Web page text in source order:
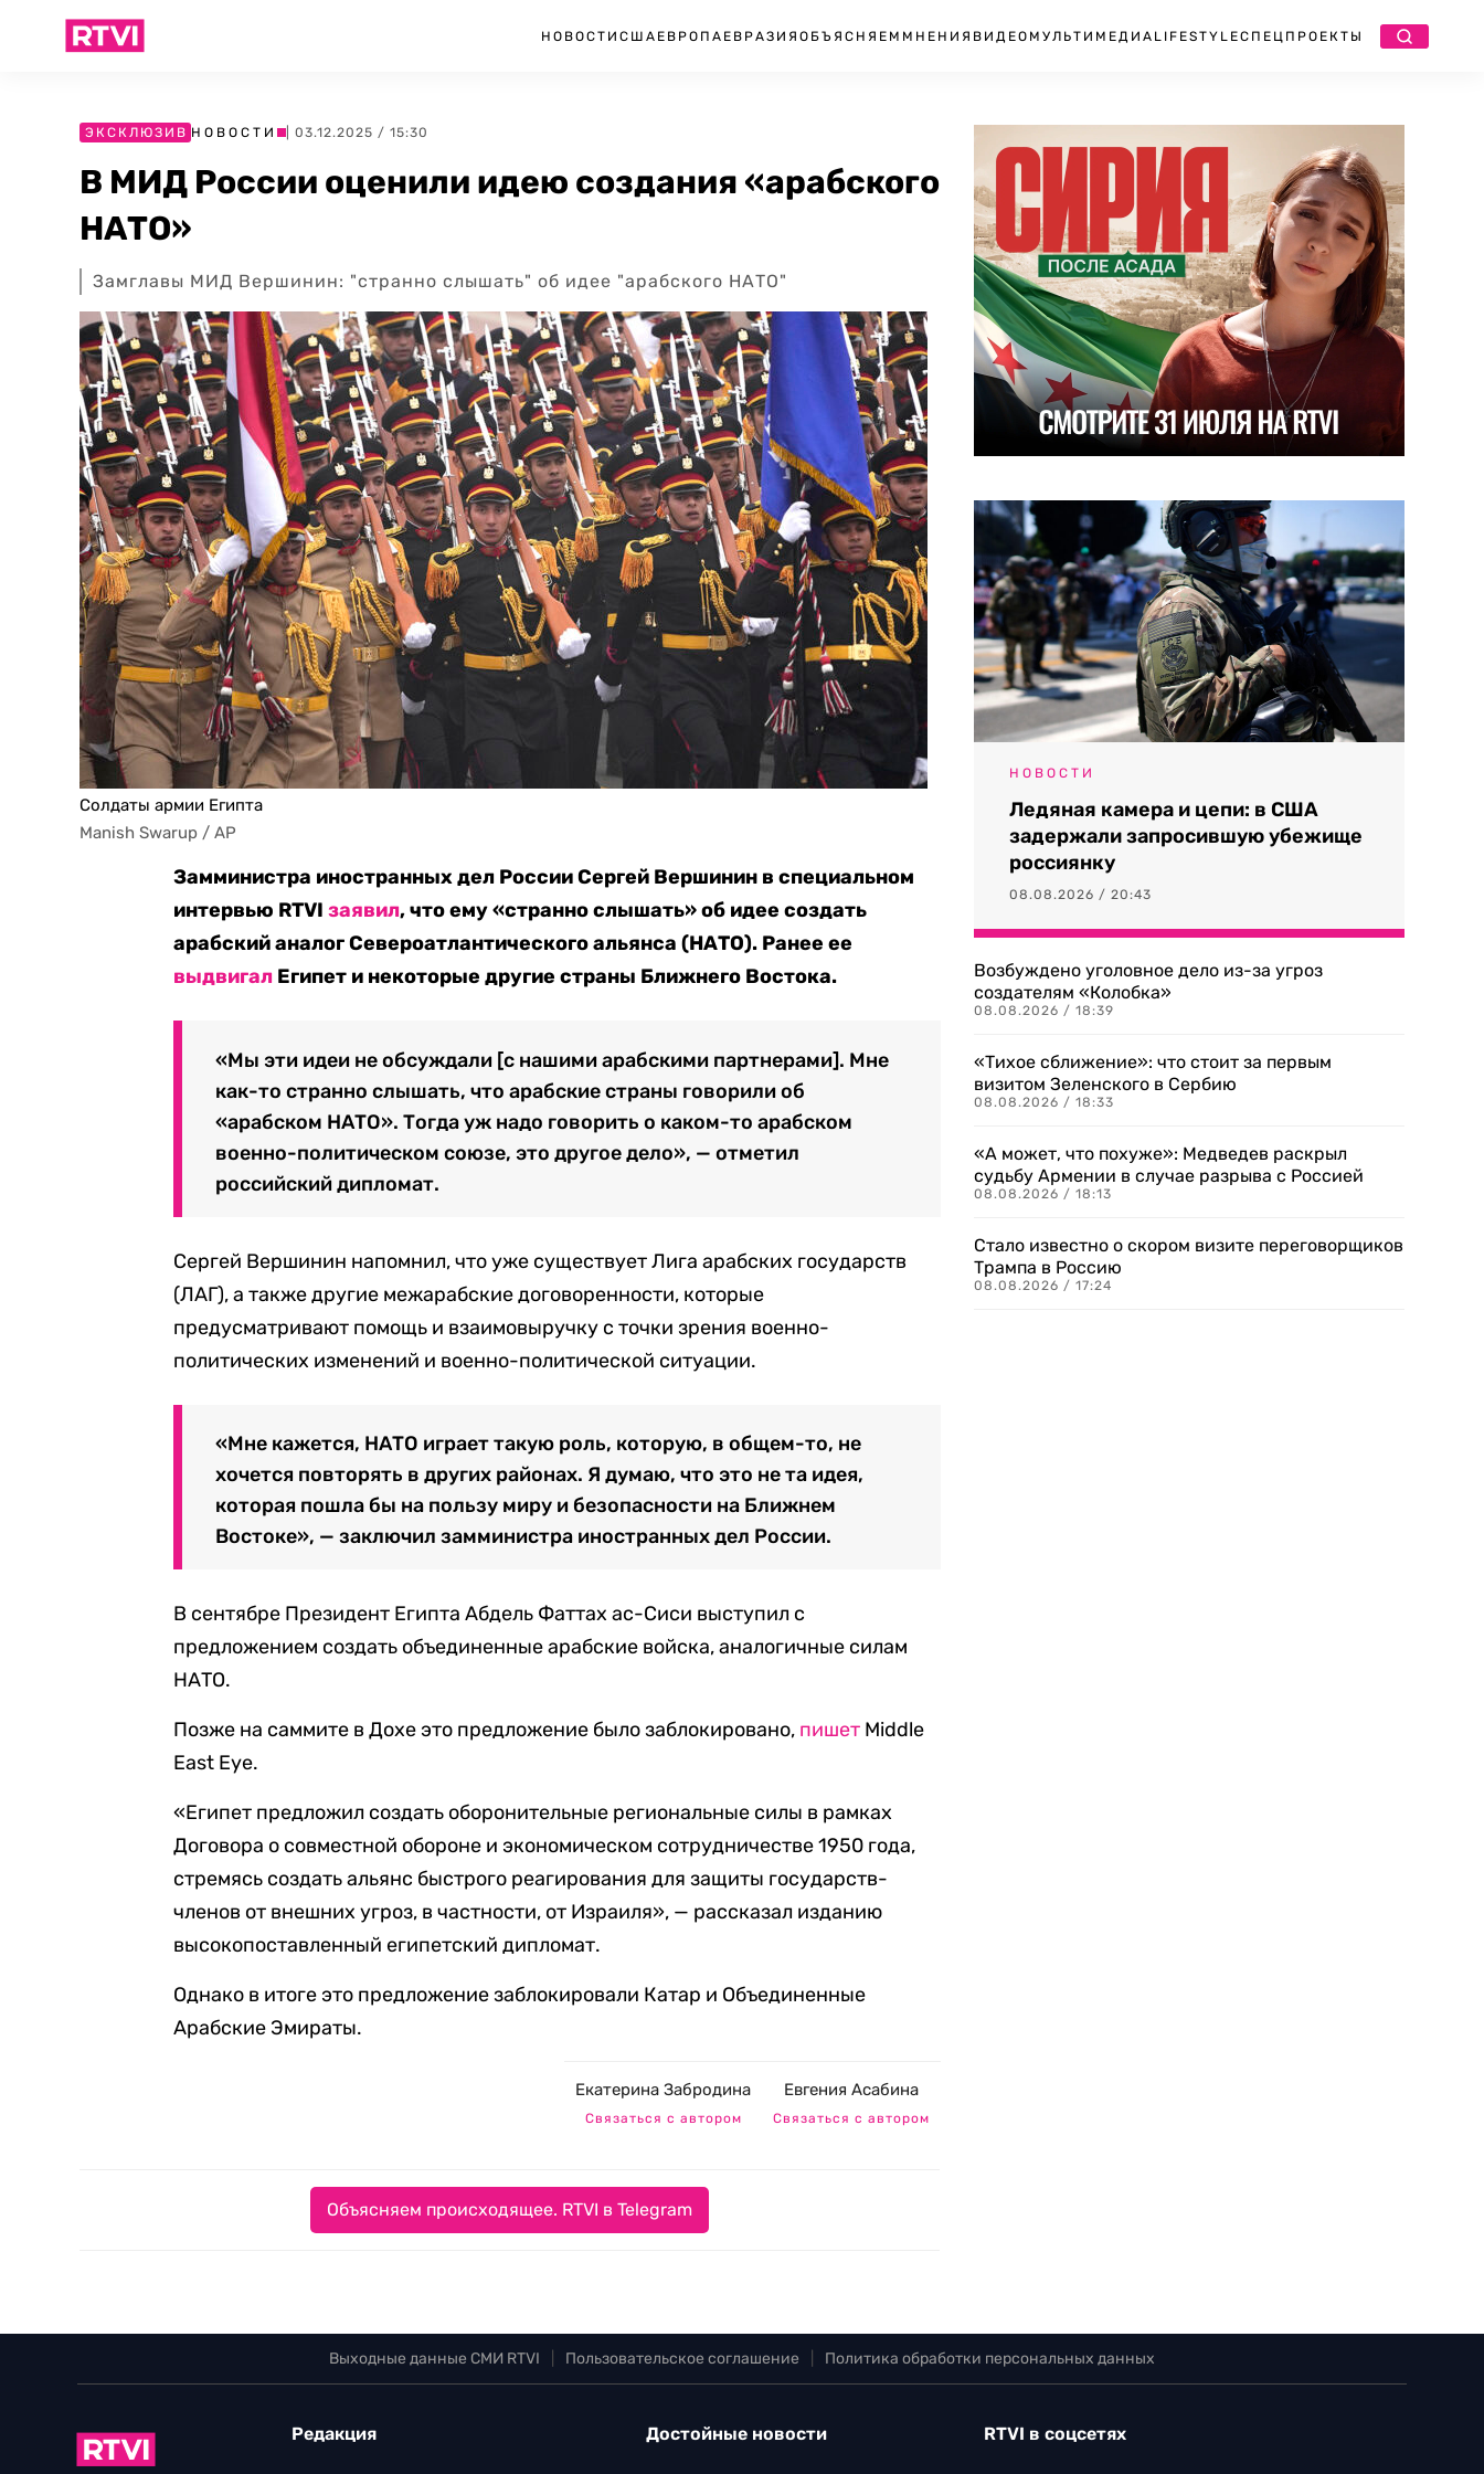
НОВОСТИ США ЕВРОПА ЕВРАЗИЯ ОБЪЯСНЯЕМ МНЕНИЯ ВИДЕО МУЛЬТИМЕДИА LIFESTYLEСПЕЦПРОЕКТЫ
ЭКСКЛЮЗИВ НОВОСТИ | 03.12.2025 / 15:30
В МИД России оценили идею создания «арабского
НАТО»
Замглавы МИД Вершинин: "странно слышать" об идее "арабского НАТО"
Солдаты армии Египта
Manish Swarup / AP
Замминистра иностранных дел России Сергей Вершинин в специальном
интервью RTVIзаявил, что ему «странно слышать» об идее создать
арабский аналог Североатлантического альянса (НАТО). Ранее ее
выдвигал Египет и некоторые другие страны Ближнего Востока.
«Мы эти идеи не обсуждали [с нашими арабскими партнерами]. Мне
как-то странно слышать, что арабские страны говорили об
«арабском НАТО». Тогда уж надо говорить о каком-то арабском
военно-политическом союзе, это другое дело», — отметил
российский дипломат.
Сергей Вершинин напомнил, что уже существует Лига арабских государств
(ЛАГ), а также другие межарабские договоренности, которые
предусматривают помощь и взаимовыручку с точки зрения военно-
политических изменений и военно-политической ситуации.
«Мне кажется, НАТО играет такую роль, которую, в общем-то, не
хочется повторять в других районах. Я думаю, что это не та идея,
которая пошла бы на пользу миру и безопасности на Ближнем
Востоке», — заключил замминистра иностранных дел России.
В сентябре Президент Египта Абдель Фаттах ас-Сиси выступил с
предложением создать объединенные арабские войска, аналогичные силам
НАТО.
Позже на саммите в Дохе это предложение было заблокировано, пишет Middle
East Eye.
«Египет предложил создать оборонительные региональные силы в рамках
Договора о совместной обороне и экономическом сотрудничестве 1950 года,
стремясь создать альянс быстрого реагирования для защиты государств-
членов от внешних угроз, в частности, от Израиля», — рассказал изданию
высокопоставленный египетский дипломат.
Однако в итоге это предложение заблокировали Катар и Объединенные
Арабские Эмираты.
Екатерина Забродина
Связаться с автором
Евгения Асабина
Связаться с автором
Объясняем происходящее. RTVI в Telegram
НОВОСТИ
Ледяная камера и цепи: в США
задержали запросившую убежище
россиянку
08.08.2026 / 20:43
Возбуждено уголовное дело из-за угроз
создателям «Колобка»
08.08.2026 / 18:39
«Тихое сближение»: что стоит за первым
визитом Зеленского в Сербию
08.08.2026 / 18:33
«А может, что похуже»: Медведев раскрыл
судьбу Армении в случае разрыва с Россией
08.08.2026 / 18:13
Стало известно о скором визите переговорщиков
Трампа в Россию
08.08.2026 / 17:24
Выходные данные СМИ RTVI Пользовательское соглашение Политика обработки персональных данных
Редакция Достойные новости RTVI в соцсетях